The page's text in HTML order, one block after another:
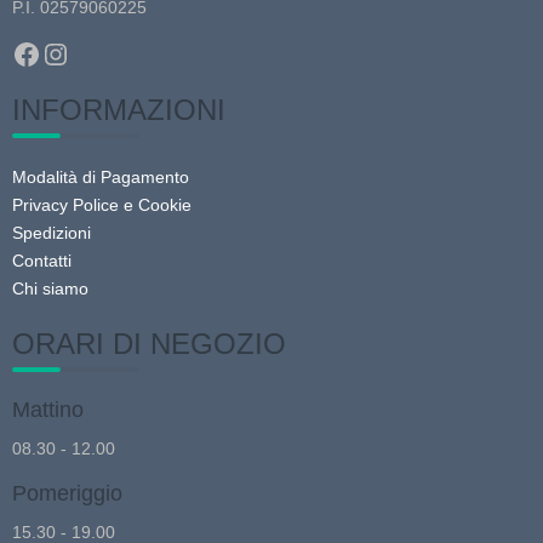
del
prodotto
P.I. 02579060225
Facebook
Instagram
INFORMAZIONI
Modalità di Pagamento
Privacy Police e Cookie
Spedizioni
Contatti
Chi siamo
ORARI DI NEGOZIO
Mattino
08.30 - 12.00
Pomeriggio
15.30 - 19.00